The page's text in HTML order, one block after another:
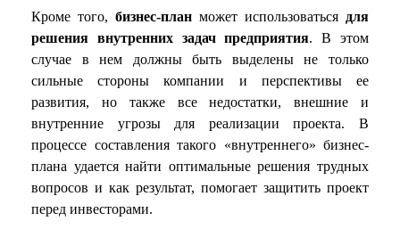
Кроме того, бизнес-план может использоваться для
решения внутренних задач предприятия. В этом
случае в нем должны быть выделены не только
сильные стороны компании и перспективы ее
развития, но также все недостатки, внешние и
внутренние угрозы для реализации проекта. В
процессе составления такого «внутреннего» бизнес-
плана удается найти оптимальные решения трудных
вопросов и как результат, помогает защитить проект
перед инвесторами.